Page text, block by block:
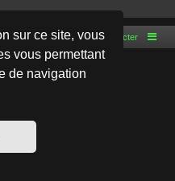
sur ce site, vous
vous permettant
de navigation
Nous contacter
Software © phpBB Limited